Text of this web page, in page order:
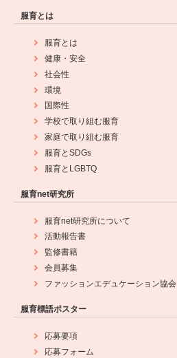
服育とは
服育とは
健康・安全
社会性
環境
国際性
学校で取り組む服育
家庭で取り組む服育
服育とSDGs
服育とLGBTQ
服育net研究所
服育net研究所について
活動報告書
監修書籍
会員募集
ファッションエデュケーション協会
服育標語ポスター
応募要項
応募フォーム